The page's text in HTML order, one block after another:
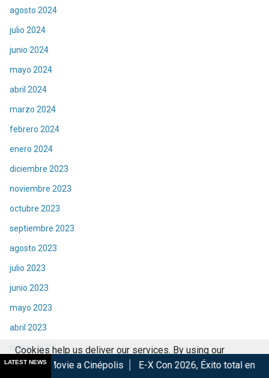
agosto 2024
julio 2024
junio 2024
mayo 2024
abril 2024
marzo 2024
febrero 2024
enero 2024
diciembre 2023
noviembre 2023
octubre 2023
septiembre 2023
agosto 2023
julio 2023
junio 2023
mayo 2023
abril 2023
marzo 2023
febrero 2023
LATEST NEWS
Cinépolis E-X Con 2026, Éxito total en la convención.
Cookies help us deliver our services. By using our
services, you agree to our use of cookies.
Got it